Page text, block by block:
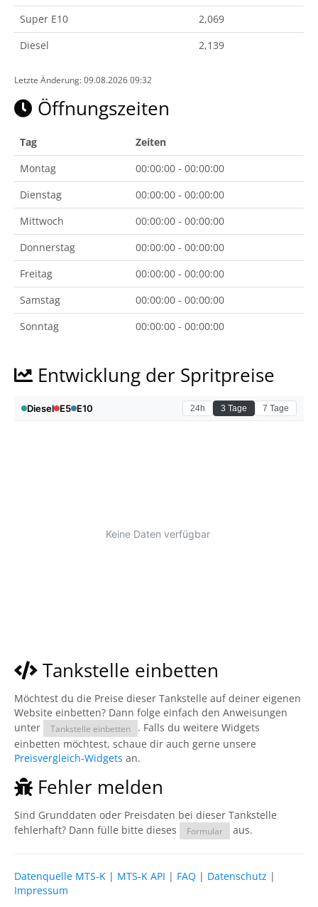
Super E10
2,069
Diesel
2,139
Letzte Änderung: 09.08.2026 09:32
Öffnungszeiten
Tag
Zeiten
Montag
00:00:00 - 00:00:00
Dienstag
00:00:00 - 00:00:00
Mittwoch
00:00:00 - 00:00:00
Donnerstag
00:00:00 - 00:00:00
Freitag
00:00:00 - 00:00:00
Samstag
00:00:00 - 00:00:00
Sonntag
00:00:00 - 00:00:00
Entwicklung der Spritpreise
Tankstelle einbetten
Möchtest du die Preise dieser Tankstelle auf deiner eigenen
Website einbetten? Dann folge einfach den Anweisungen
unter
Tankstelle einbetten
. Falls du weitere Widgets
einbetten möchtest, schaue dir auch gerne unsere
Preisvergleich-Widgets an.
Fehler melden
Sind Grunddaten oder Preisdaten bei dieser Tankstelle
fehlerhaft? Dann fülle bitte dieses
Formular aus.
Datenquelle MTS-K | MTS-K API | FAQ | Datenschutz |
Impressum